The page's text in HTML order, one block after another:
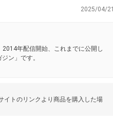
2025/04/21
年配信開始、これまでに公開し
ン」です。
トのリンクより商品を購入した場